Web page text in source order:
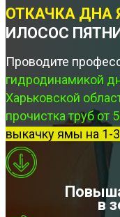
ОТКАЧКА ДНА
ИЛОСОС
Проводите
гидродинамикой
Харьковской
прочистка труб
выкачку ямы на 1-
в